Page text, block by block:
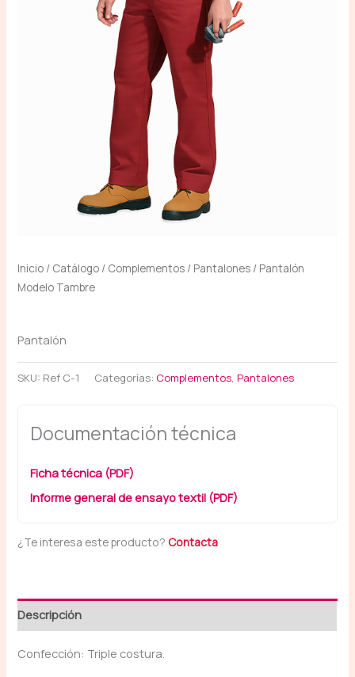
Inicio / Catálogo / Complementos / Pantalones / Pantalón
Modelo Tambre
Pantalón
SKU: Ref C-1 Categorías: Complementos,Pantalones
Documentación técnica
Ficha técnica (PDF)
Informe general de ensayo textil (PDF)
¿Te interesa este producto? Contacta
Descripción
Confección: Triple costura.